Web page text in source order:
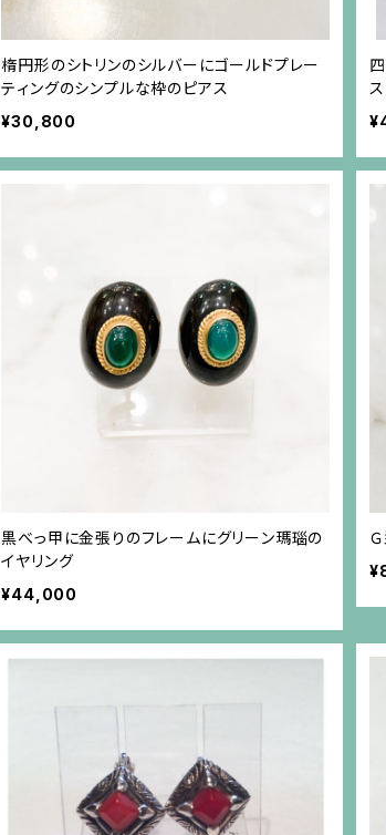
楕円形のシトリンのシルバーにゴールドプレー
ティングのシンプルな枠のピアス
¥30,800
黒べっ甲に金張りのフレームにグリーン瑪瑙の
イヤリング
¥44,000